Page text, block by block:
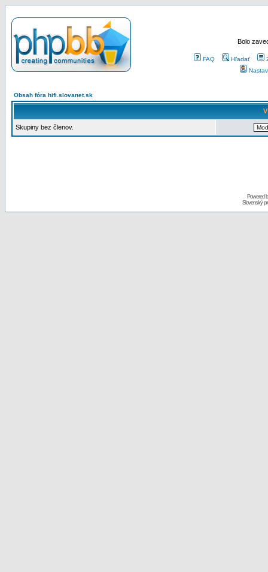
Bolo
FAQ Hľadať
Obsah fóra hifi.slovanet.sk
Skupiny bez členov.
Powered
Slovenský